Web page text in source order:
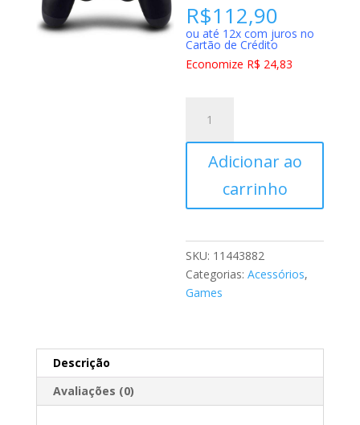
R$112,90
ou até 12x com juros no
Cartão de Crédito
Economize R$ 24,83
Gold
Adicionar ao
carrinho
SKU: 11443882
Categorias:Acessórios,
Games
Descrição
Avaliações (0)